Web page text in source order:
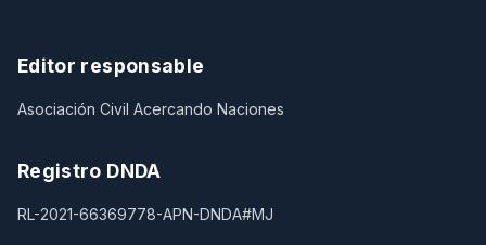
Editor responsable
Asociación Civil Acercando Naciones
Registro DNDA
RL-2021-66369778-APN-DNDA#MJ